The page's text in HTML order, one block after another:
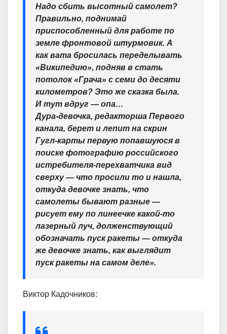
Надо сбить высотный самолет?
Правильно, поднимай
приспособленный для работе по
земле фронтовой штурмовик. А
как вата бросилась переделывать
«Википедию», подняв в стать
потолок «Грача» с семи до десяти
километров? Это же сказка была.
И тут вдруг — опа…
Дура-девочка, редакторша Первого
канала, берет и лепит на скрин
Гугл-карты первую попавшуюся в
поиске фотографию российского
истребителя-перехватчика вид
сверху — что просили то и нашла,
откуда девочке знать, что
самолеты бывают разные —
рисует ему по линеечке какой-то
лазерный луч, долженствующий
обозначать пуск ракеты — откуда
же девочке знать, как выглядит
пуск ракеты на самом деле».
Виктор Кадочников: